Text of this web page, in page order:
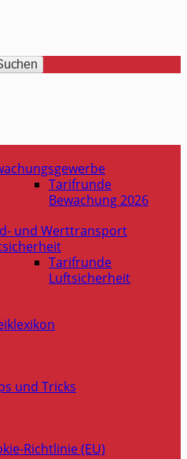
in Hessen
Tarifrunde
Bewachung 2026
und Werttransport
Tarifrunde
Luftsicherheit
und Tricks
Richtlinie (EU)